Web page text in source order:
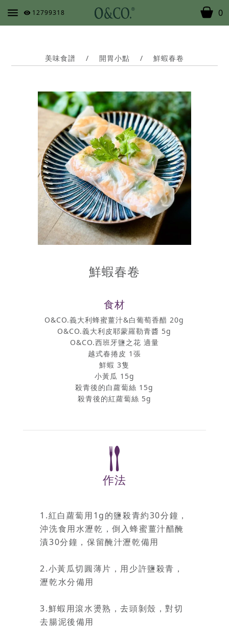
12799318 0
美味食譜 / 開胃小點 / 鮮蝦春卷
鮮蝦春卷
食材
O&CO.義大利蜂蜜薑汁&白葡萄香醋 20g
O&CO.義大利皮耶蒙羅勒青醬 5g
O&CO.西班牙鹽之花 適量
越式春捲皮 1張
鮮蝦 3隻
小黃瓜 15g
殺青後的白蘿蔔絲 15g
殺青後的紅蘿蔔絲 5g
作法
1.紅白蘿蔔用1g的鹽殺青約30分鐘，
沖洗食用水瀝乾，倒入蜂蜜薑汁醋醃
漬30分鐘，保留醃汁瀝乾備用
2.小黃瓜切圓薄片，用少許鹽殺青，
瀝乾水分備用
3.鮮蝦用滾水燙熟，去頭剝殼，對切
去腸泥後備用